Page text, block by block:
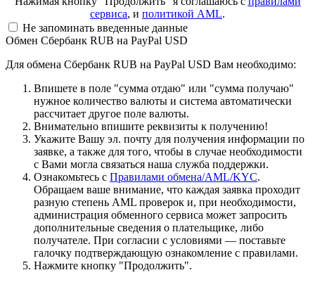
сервиса, и политикой AML.
Не запоминать введенные данные
Обмен Сбербанк RUB на PayPal USD
Для обмена Сбербанк RUB на PayPal USD Вам необходимо:
Впишете в поле "сумма отдаю" или "сумма получаю"
нужное количество валюты и система автоматически
рассчитает другое поле валюты.
Внимательно впишите реквизиты к получению!
Укажите Вашу эл. почту для получения информации по
заявке, а также для того, чтобы в случае необходимости
с Вами могла связаться наша служба поддержки.
Ознакомьтесь с Правилами обмена/AML/KYC.
Обращаем ваше внимание, что каждая заявка проходит
разную степень AML проверок и, при необходимости,
администрация обменного сервиса может запросить
дополнительные сведения о плательщике, либо
получателе. При согласии с условиями — поставьте
галочку подтверждающую ознакомление с правилами.
Нажмите кнопку "Продолжить".